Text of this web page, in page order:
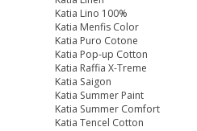
Katia Lino 100%
Katia Menfis Color
Katia Puro Cotone
Katia Pop-up Cotton
Katia Raffia X-Treme
Katia Saigon
Katia Summer Paint
Katia Summer Comfort
Katia Tencel Cotton